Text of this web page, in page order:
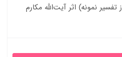
نمونه) اثر آیت‌الله مکارم
+ خلاصه و کتاب قابل سرچ